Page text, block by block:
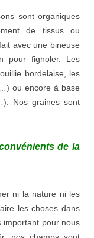
sont organiques
de tissus ou
avec une bineuse
pour fignoler. Les
bordelaise, les
ou encore à base
Nos graines sont
de la
ni la nature ni les
les choses dans
important pour nous